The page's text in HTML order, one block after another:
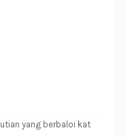
yang berbaloi kat